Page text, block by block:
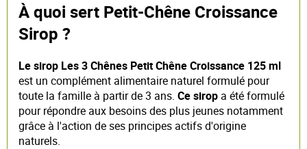
À quoi sert Petit-Chêne Croissance
Sirop ?
Le sirop Les 3 Chênes Petit Chêne Croissance 125 ml
est un complément alimentaire naturel formulé pour
toute la famille à partir de 3 ans. Ce sirop a été formulé
pour répondre aux besoins des plus jeunes notamment
grâce à l'action de ses principes actifs d'origine
naturels.